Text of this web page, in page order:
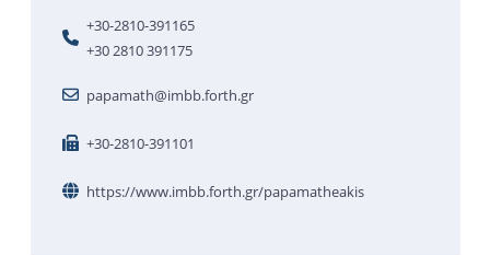
+30-2810-391165
+30 2810 391175
papamath@imbb.forth.gr
+30-2810-391101
https://www.imbb.forth.gr/papamatheakis